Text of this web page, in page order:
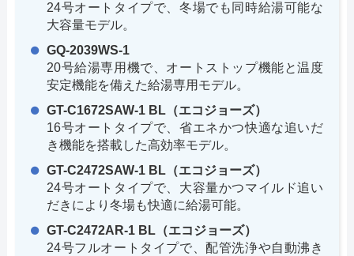
24号オートタイプで、冬場でも同時給湯可能な
大容量モデル。
GQ-2039WS-1
20号給湯専用機で、オートストップ機能と温度
安定機能を備えた給湯専用モデル。
GT-C1672SAW-1 BL（エコジョーズ）
16号オートタイプで、省エネかつ快適な追いだ
き機能を搭載した高効率モデル。
GT-C2472SAW-1 BL（エコジョーズ）
24号オートタイプで、大容量かつマイルド追い
だきにより冬場も快適に給湯可能。
GT-C2472AR-1 BL（エコジョーズ）
24号フルオートタイプで、配管洗浄や自動沸き